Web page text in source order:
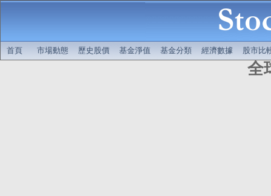
首頁 市場動態 歷史股價 基金淨值 基金分類 經濟數據 股市比
全